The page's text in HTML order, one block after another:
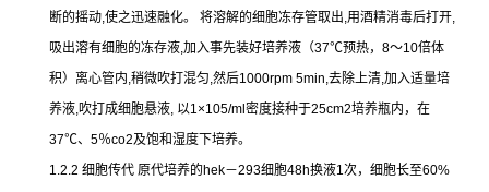
断的摇动,使之迅速融化。 将溶解的细胞冻存管取出,用酒精消毒后打开,
吸出溶有细胞的冻存液,加入事先装好培养液（37℃预热， 8～10倍体
积）离心管内,稍微吹打混匀,然后1000rpm 5min,去除上清,加入适量培
养液,吹打成细胞悬液, 以1×105/ml 密度接种于25cm2培养瓶内，在
37℃、 5％co2及饱和湿度下培养。
1.2.2 细胞传代 原代培养的hek－293细胞48h换液1次，细胞长至60%